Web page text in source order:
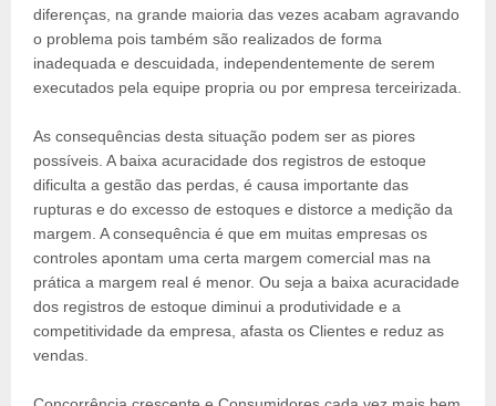
diferenças, na grande maioria das vezes acabam agravando
o problema pois também são realizados de forma
inadequada e descuidada, independentemente de serem
executados pela equipe propria ou por empresa terceirizada.
As consequências desta situação podem ser as piores
possíveis. A baixa acuracidade dos registros de estoque
dificulta a gestão das perdas, é causa importante das
rupturas e do excesso de estoques e distorce a medição da
margem. A consequência é que em muitas empresas os
controles apontam uma certa margem comercial mas na
prática a margem real é menor. Ou seja a baixa acuracidade
dos registros de estoque diminui a produtividade e a
competitividade da empresa, afasta os Clientes e reduz as
vendas.